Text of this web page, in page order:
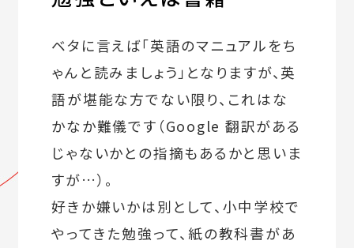
ベタに言えば「英語のマニュアルをち
ゃんと読みましょう」となりますが、英
語が堪能な方でない限り、これはな
かなか難儀です（Google 翻訳がある
じゃないかとの指摘もあるかと思いま
すが…）。
好きか嫌いかは別として、小中学校で
やってきた勉強って、紙の教科書があ